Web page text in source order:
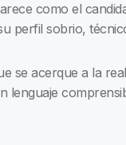
como el
perfil sobrio,
se acerque a la